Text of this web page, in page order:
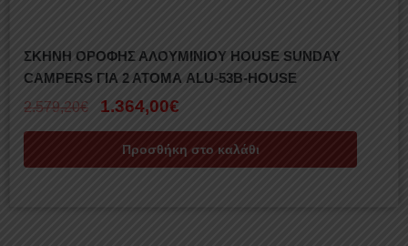
ΣΚΗΝΗ ΟΡΟΦΗΣ ΑΛΟΥΜΙΝΙΟΥ HOUSE SUNDAY
CAMPERS ΓΙΑ 2 ΑΤΟΜΑ ALU-53B-HOUSE
2.579,20€ 1.364,00€
Προσθήκη στο καλάθι